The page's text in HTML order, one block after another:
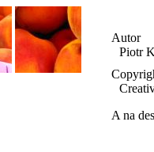
Autor
Piotr
A na